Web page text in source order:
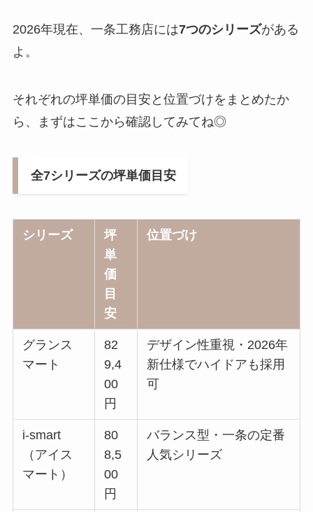
2026年現在、一条工務店には7つのシリーズがある
よ。
それぞれの坪単価の目安と位置づけをまとめたか
ら、まずはここから確認してみてね◎
全7シリーズの坪単価目安
シリーズ
坪
単
価
目
安
位置づけ
グランス
マート
82
9,4
00
円
デザイン性重視・2026年
新仕様でハイドアも採用
可
i-smart
（アイス
マート）
80
8,5
00
円
バランス型・一条の定番
人気シリーズ